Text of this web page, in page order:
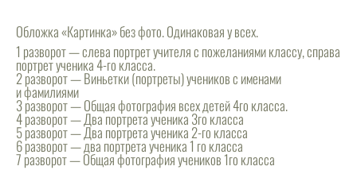
Обложка «Картинка» без фото. Одинаковая у всех.
1 разворот — слева портрет учителя с пожеланиями классу, справа
портрет ученика 4-го класса.
2 разворот — Виньетки (портреты) учеников с именами
и фамилиями
3 разворот — Общая фотография всех детей 4го класса.
4 разворот — Два портрета ученика 3го класса
5 разворот — Два портрета ученика 2-го класса
6 разворот — два портрета ученика 1 го класса
7 разворот — Общая фотография учеников 1го класса